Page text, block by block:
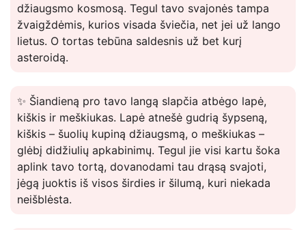
džiaugsmo kosmosą. Tegul tavo svajonės tampa
žvaigždėmis, kurios visada šviečia, net jei už lango
lietus. O tortas tebūna saldesnis už bet kurį
asteroidą.
✨ Šiandieną pro tavo langą slapčia atbėgo lapė,
kiškis ir meškiukas. Lapė atnešė gudrią šypseną,
kiškis – šuolių kupiną džiaugsmą, o meškiukas –
glėbį didžiulių apkabinimų. Tegul jie visi kartu šoka
aplink tavo tortą, dovanodami tau drąsą svajoti,
jėgą juoktis iš visos širdies ir šilumą, kuri niekada
neišblėsta.